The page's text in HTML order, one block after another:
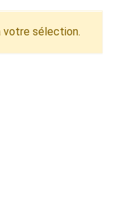
votre sélection.